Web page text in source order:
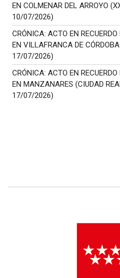
EN COLMENAR DEL ARROYO
10/07/2026)
CRÓNICA: ACTO EN
EN VILLAFRANCA DE
17/07/2026)
CRÓNICA: ACTO EN
EN MANZANARES (CIUDAD
17/07/2026)